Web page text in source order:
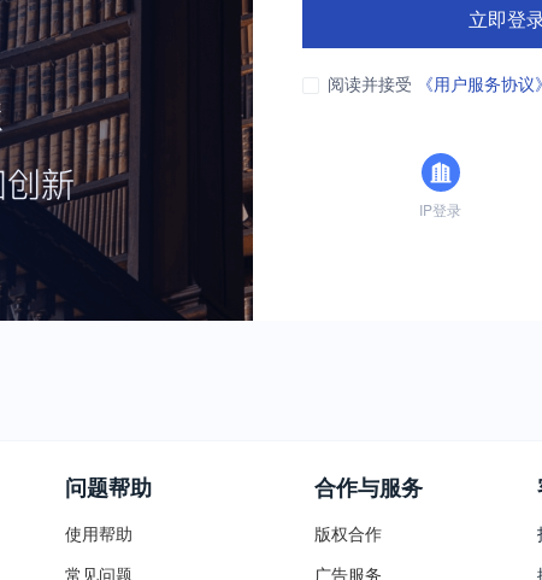
立即登
阅读并接受 《用户服务协议》
IP登录
问题帮助
使用帮助
常见问题
合作与服务
版权合作
广告服务